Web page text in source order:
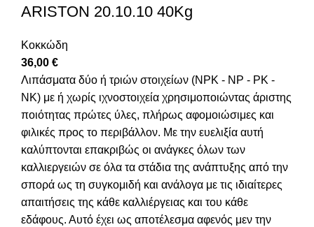
ARISTON 20.10.10 40Kg
Κοκκώδη
36,00 €
Λιπάσματα δύο ή τριών στοιχείων (NPK - NP - PK -
NK) με ή χωρίς ιχνοστοιχεία χρησιμοποιώντας άριστης
ποιότητας πρώτες ύλες, πλήρως αφομοιώσιμες και
φιλικές προς το περιβάλλον. Με την ευελιξία αυτή
καλύπτονται επακριβώς οι ανάγκες όλων των
καλλιεργειών σε όλα τα στάδια της ανάπτυξης από την
σπορά ως τη συγκομιδή και ανάλογα με τις ιδιαίτερες
απαιτήσεις της κάθε καλλιέργειας και του κάθε
εδάφους. Αυτό έχει ως αποτέλεσμα αφενός μεν την